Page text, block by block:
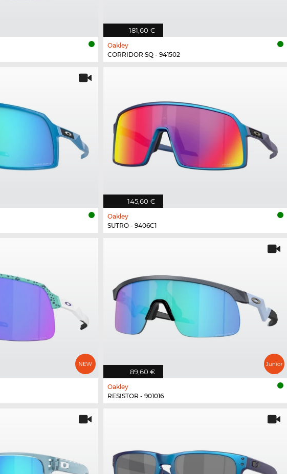
181,60 €
Oakley
CORRIDOR SQ - 941502
145,60 €
Oakley
SUTRO - 9406C1
89,60 €
Oakley
RESISTOR - 901016